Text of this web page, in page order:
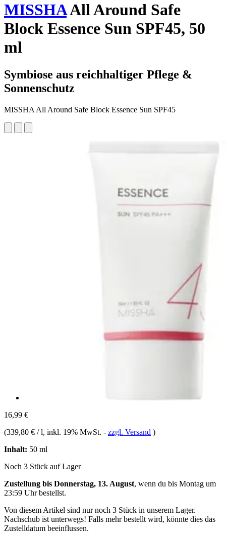
MISSHAAll Around Safe
Block Essence Sun SPF45, 50
ml
Symbiose aus reichhaltiger Pflege &
Sonnenschutz
MISSHA All Around Safe Block Essence Sun SPF45
16,99 €
(339,80 € / l, inkl. 19% MwSt. - zzgl. Versand )
Inhalt: 50 ml
Noch 3 Stück auf Lager
Zustellung bis Donnerstag, 13. August, wenn du bis Montag um
23:59 Uhrbestellst.
Von diesem Artikel sind nur noch 3 Stück in unserem Lager.
Nachschub ist unterwegs! Falls mehr bestellt wird, könnte dies das
Zustelldatum beeinflussen.